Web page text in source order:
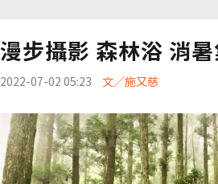
漫步攝影 森林浴 消
2022-07-02 05:23 文／施又慈